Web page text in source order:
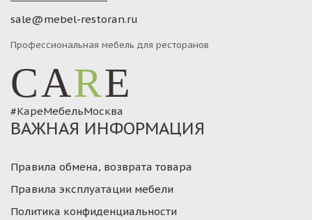
sale@mebel-restoran.ru
Профессиональная мебель для ресторанов
CARE
#КареМебельМосква
ВАЖНАЯ ИНФОРМАЦИЯ
Правила обмена, возврата товара
Правила эксплуатации мебели
Политика конфиденциальности